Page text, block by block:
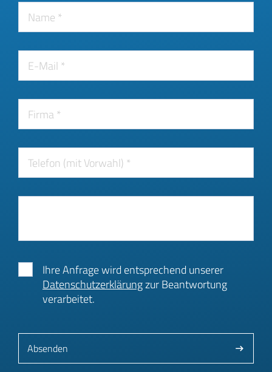
Ihre Anfrage wird entsprechend unserer
Datenschutzerklärungzur Beantwortung
verarbeitet.
Absenden